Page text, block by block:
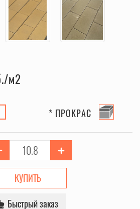
* ПРОКРАС
КУПИТЬ
Быстрый заказ